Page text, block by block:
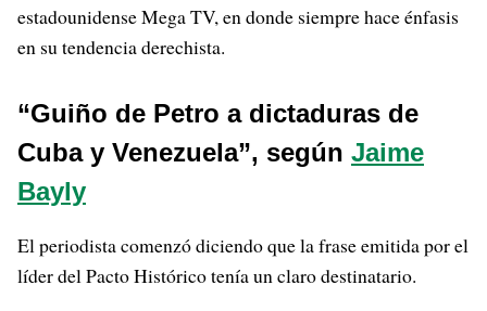
estadounidense Mega TV, en donde siempre hace énfasis
en su tendencia derechista.
“Guiño de Petro a dictaduras de
Cuba y Venezuela”, según Jaime
Bayly
El periodista comenzó diciendo que la frase emitida por el
líder del Pacto Histórico tenía un claro destinatario.